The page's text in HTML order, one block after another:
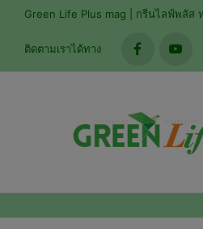
Green Life Plus mag | กรีนไลฟ์พลัส
ติดตามเราได้ทาง
facebook